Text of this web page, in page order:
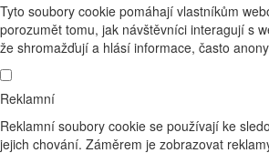
Tyto soubory cookie pomáhají vlastníkům
porozumět tomu, jak návštěvníci interagují s
že shromažďují a hlásí informace, často
Reklamní
Reklamní soubory cookie se používají ke
jejich chování. Záměrem je zobrazovat